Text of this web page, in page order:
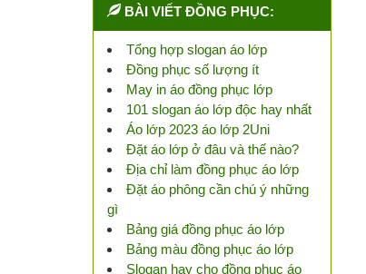
BÀI VIẾT ĐỒNG PHỤC:
Tổng hợp slogan áo lớp
Đồng phục số lượng ít
May in áo đồng phục lớp
101 slogan áo lớp độc hay nhất
Áo lớp 2023 áo lớp 2Uni
Đặt áo lớp ở đâu và thế nào?
Địa chỉ làm đồng phục áo lớp
Đặt áo phông cần chú ý những
gì
Bảng giá đồng phục áo lớp
Bảng màu đồng phục áo lớp
Slogan hay cho đồng phục áo